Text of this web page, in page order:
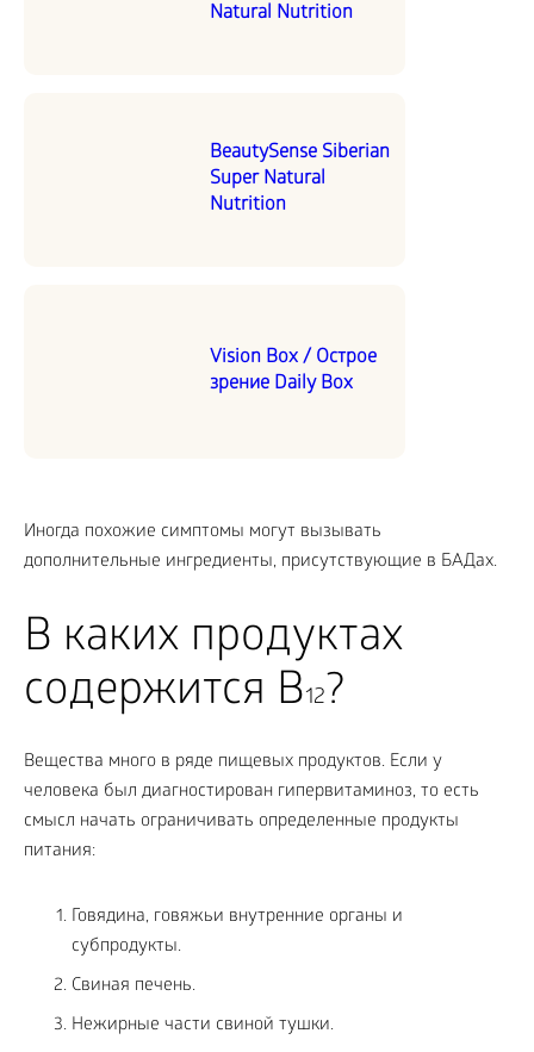
Natural Nutrition
BeautySense Siberian
Super Natural
Nutrition
Vision Box / Острое
зрение Daily Box
Иногда похожие симптомы могут вызывать
дополнительные ингредиенты, присутствующие в БАДах.
В каких продуктах
содержится В12?
Вещества много в ряде пищевых продуктов. Если у
человека был диагностирован гипервитаминоз, то есть
смысл начать ограничивать определенные продукты
питания:
Говядина, говяжьи внутренние органы и
субпродукты.
Свиная печень.
Нежирные части свиной тушки.